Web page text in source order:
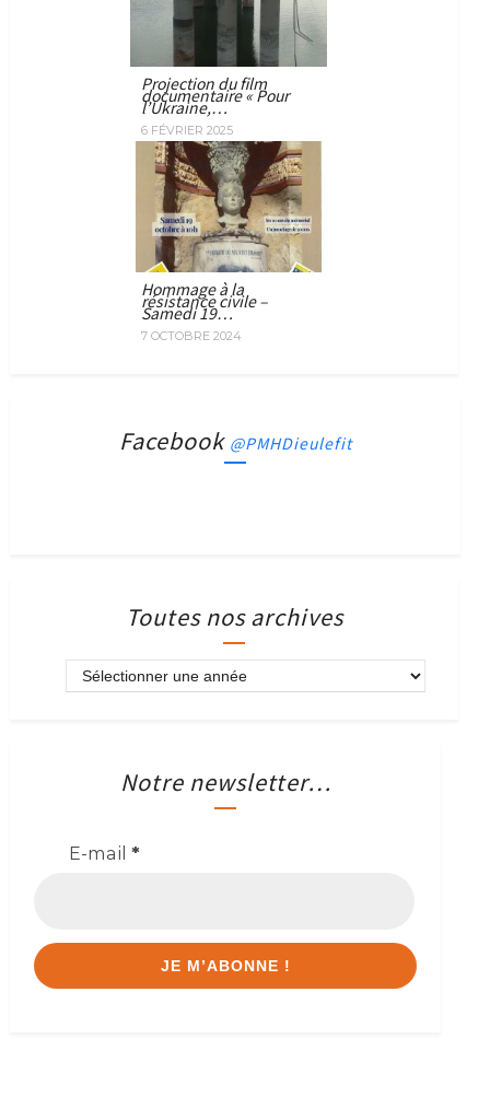
Projection du film
documentaire « Pour
l’Ukraine,…
6 FÉVRIER 2025
Hommage à la
résistance civile –
Samedi 19…
7 OCTOBRE 2024
Facebook @PMHDieulefit
Toutes nos archives
Notre newsletter…
E-mail *